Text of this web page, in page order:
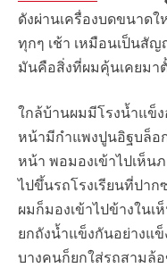
ดังผ่านเครื่องบดขนาดใ
ทุกๆ เช้า เหมือนเป็นสั
มันคือสิ่งที่ผมคุ้นเคยมา
ใกล้บ้านผมมีโรงน้ำแข็
หน้ามีกำแพงปูนอิฐบล็อ
หน้า พอมองเข้าไปเห็น
ไปขึ้นรถโรงเรียนที่ปา
ผมก็มองเข้าไปข้างใน
ยกถังน้ำแข็งกันอย่างแ
บางคนก็ยกใส่รถสามล้